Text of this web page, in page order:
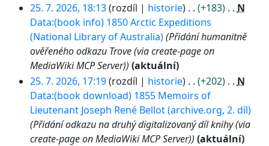
25. 7. 2026, 18:13 rozdíl historie +183
N
Data:(book info) 1850 Arctic Expeditions
(National Library of Australia) Přidání humanitně
ověřeného odkazu Trove (via create-page on
MediaWiki MCP Server)
aktuální
25. 7. 2026, 17:19 rozdíl historie +202
N
Data:(book download) 1855 Memoirs of
Lieutenant Joseph René Bellot (archive.org, 2. díl)
Přidání odkazu na druhý digitalizovaný díl knihy (via
create-page on MediaWiki MCP Server)
aktuální